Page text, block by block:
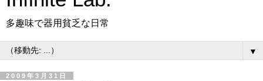
多趣味で器用貧乏な日常
▼
2009年3月31日